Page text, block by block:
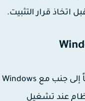
قرار التثبيت.
جنباً إلى جنب مع Windows
عند تشغيل